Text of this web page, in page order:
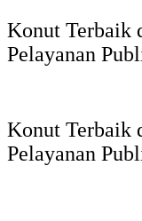
Konut Terbaik
Pelayanan
Konut Terbaik
Pelayanan